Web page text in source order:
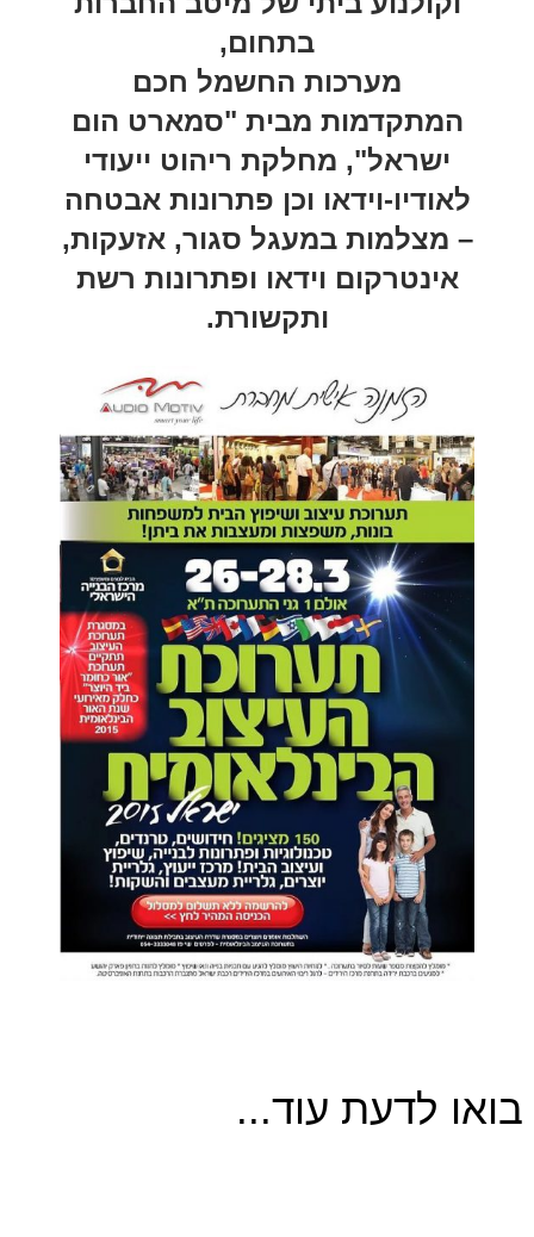
בתחום,
מערכות החשמל חכם
המתקדמות מבית "סמארט הום
ישראל", מחלקת ריהוט ייעודי
לאודיו-וידאו וכן פתרונות אבטחה
– מצלמות במעגל סגור, אזעקות,
אינטרקום וידאו ופתרונות רשת
ותקשורת.
בואו לדעת עוד...